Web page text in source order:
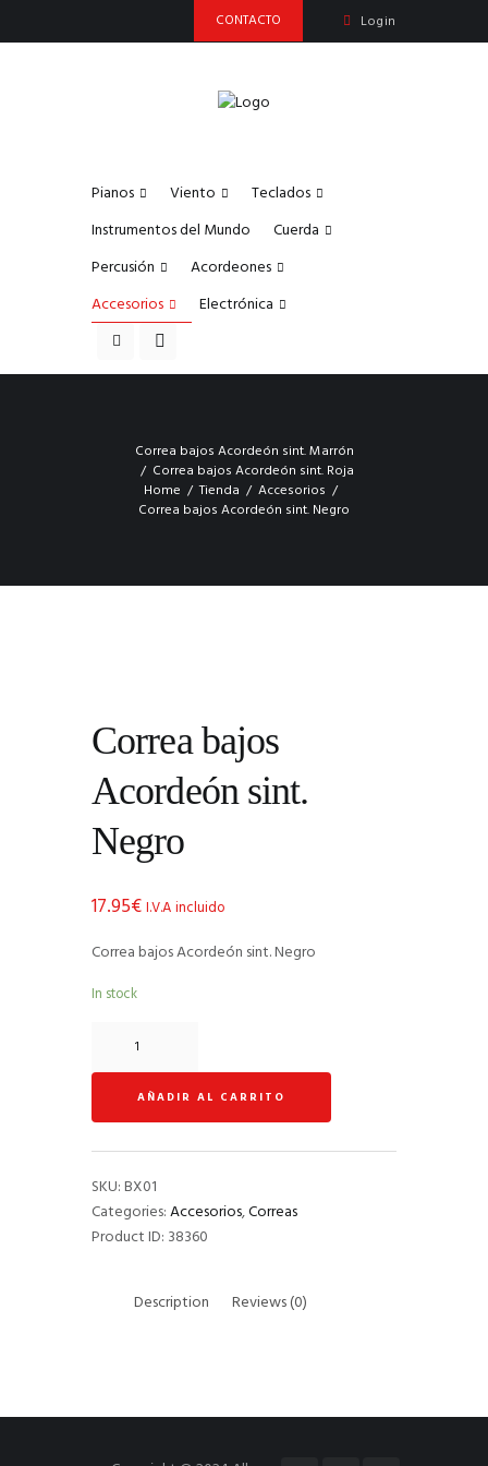
CONTACTO Login
Pianos Viento
Teclados
Instrumentos del Mundo
Cuerda
Percusión
Acordeones
Accesorios
Electrónica
Correa bajos Acordeón sint. Marrón
Correa bajos Acordeón sint. Roja
Home
Tienda
Accesorios
Correa bajos Acordeón sint. Negro
Correa bajos
Acordeón sint.
Negro
17.95€I.V.A incluido
Correa bajos Acordeón sint. Negro
In stock
Acordeón
quantity
AÑADIR AL CARRITO
SKU:BX01
Categories:Accesorios,Correas
Product ID: 38360
Description Reviews (0)